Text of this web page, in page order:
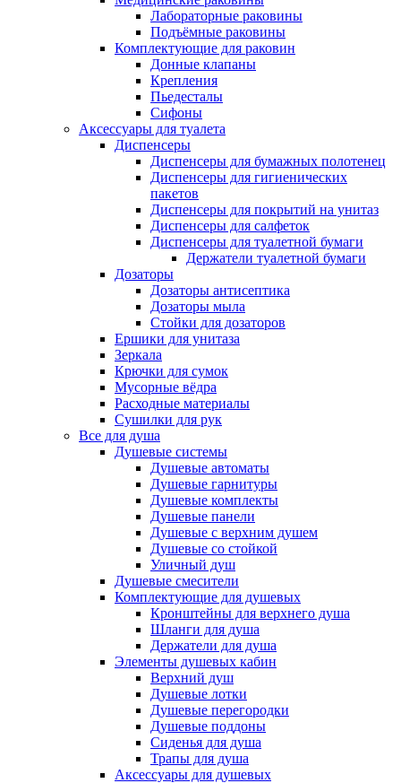
Лабораторные раковины
Подъёмные раковины
Комплектующие для раковин
Донные клапаны
Крепления
Пьедесталы
Сифоны
Аксессуары для туалета
Диспенсеры
Диспенсеры для бумажных полотенец
Диспенсеры для гигиенических
пакетов
Диспенсеры для покрытий на унитаз
Диспенсеры для салфеток
Диспенсеры для туалетной бумаги
Держатели туалетной бумаги
Дозаторы
Дозаторы антисептика
Дозаторы мыла
Стойки для дозаторов
Ершики для унитаза
Зеркала
Крючки для сумок
Мусорные вёдра
Расходные материалы
Сушилки для рук
Все для душа
Душевые системы
Душевые автоматы
Душевые гарнитуры
Душевые комплекты
Душевые панели
Душевые с верхним душем
Душевые со стойкой
Уличный душ
Душевые смесители
Комплектующие для душевых
Кронштейны для верхнего душа
Шланги для душа
Держатели для душа
Элементы душевых кабин
Верхний душ
Душевые лотки
Душевые перегородки
Душевые поддоны
Сиденья для душа
Трапы для душа
Аксессуары для душевых